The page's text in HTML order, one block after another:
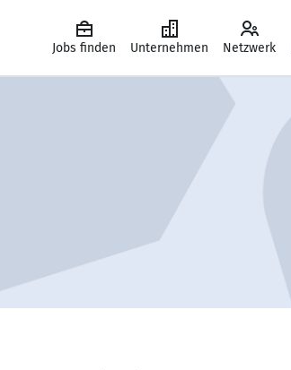
Jobs finden Unternehmen Netzwerk